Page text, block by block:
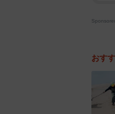
おす